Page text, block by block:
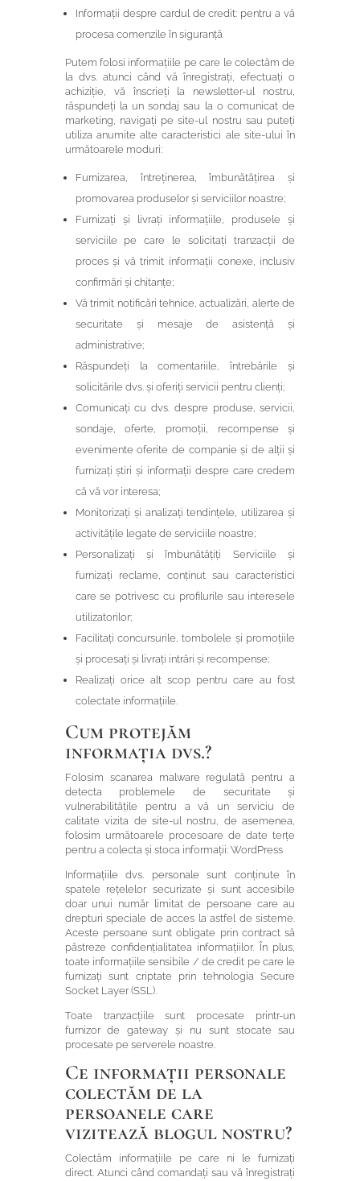
Informații despre cardul de credit: pentru a vă
procesa comenzile în siguranță
Putem folosi informațiile pe care le colectăm de
la dvs. atunci când vă înregistrați, efectuați o
achiziție, vă înscrieți la newsletter-ul nostru,
răspundeți la un sondaj sau la o comunicat de
marketing, navigați pe site-ul nostru sau puteți
utiliza anumite alte caracteristici ale site-ului în
următoarele moduri:
Furnizarea, întreținerea, îmbunătățirea și
promovarea produselor și serviciilor noastre;
Furnizați și livrați informațiile, produsele și
serviciile pe care le solicitați tranzacții de
proces și vă trimit informații conexe, inclusiv
confirmări și chitanțe;
Vă trimit notificări tehnice, actualizări, alerte de
securitate și mesaje de asistență și
administrative;
Răspundeți la comentariile, întrebările și
solicitările dvs. și oferiți servicii pentru clienți;
Comunicați cu dvs. despre produse, servicii,
sondaje, oferte, promoții, recompense și
evenimente oferite de companie și de alții și
furnizați știri și informații despre care credem
că vă vor interesa;
Monitorizați și analizați tendințele, utilizarea și
activitățile legate de serviciile noastre;
Personalizați și îmbunătățiți Serviciile și
furnizați reclame, conținut sau caracteristici
care se potrivesc cu profilurile sau interesele
utilizatorilor;
Facilitați concursurile, tombolele și promoțiile
și procesați și livrați intrări și recompense;
Realizați orice alt scop pentru care au fost
colectate informațiile.
Cum protejăm
informația dvs.?
Folosim scanarea malware regulată pentru a
detecta problemele de securitate și
vulnerabilitățile pentru a vă un serviciu de
calitate vizita de site-ul nostru, de asemenea,
folosim următoarele procesoare de date terțe
pentru a colecta și stoca informații: WordPress
Informațiile dvs. personale sunt conținute în
spatele rețelelor securizate și sunt accesibile
doar unui număr limitat de persoane care au
drepturi speciale de acces la astfel de sisteme.
Aceste persoane sunt obligate prin contract să
păstreze confidențialitatea informațiilor. În plus,
toate informațiile sensibile / de credit pe care le
furnizați sunt criptate prin tehnologia Secure
Socket Layer (SSL).
Toate tranzacțiile sunt procesate printr-un
furnizor de gateway și nu sunt stocate sau
procesate pe serverele noastre.
Ce informații personale
colectăm de la
persoanele care
vizitează blogul nostru?
Colectăm informațiile pe care ni le furnizați
direct. Atunci când comandați sau vă înregistrați